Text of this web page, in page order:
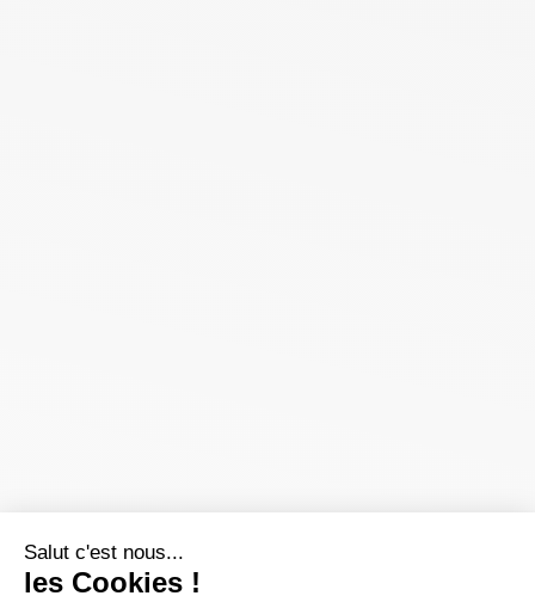
Salut c'est nous...
les Cookies !